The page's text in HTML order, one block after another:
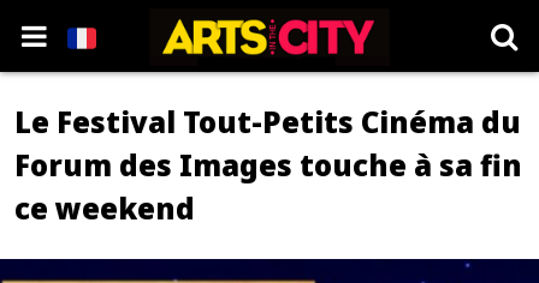
Le Festival Tout-Petits Cinéma du
Forum des Images touche à sa fin
ce weekend